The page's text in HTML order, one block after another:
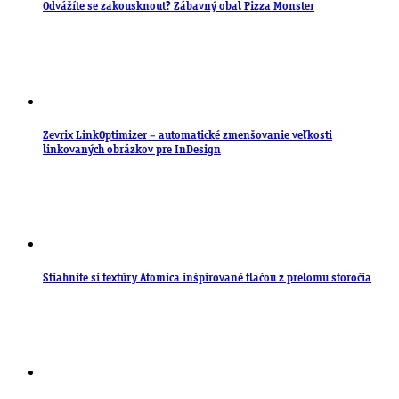
Odvážíte se zakousknout? Zábavný obal Pizza Monster
Zevrix LinkOptimizer – automatické zmenšovanie veľkosti
linkovaných obrázkov pre InDesign
Stiahnite si textúry Atomica inšpirované tlačou z prelomu storočia